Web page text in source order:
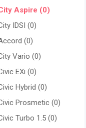
Aspire (0)
IDSI (0)
(0)
Vario (0)
EXi (0)
Hybrid (0)
Prosmetic (0)
Turbo 1.5 (0)